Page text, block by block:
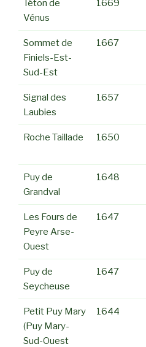
Téton de
Vénus
1669
Sommet de
Finiels-Est-
Sud-Est
1667
Signal des
Laubies
1657
Roche Taillade 1650
Puy de
Grandval
1648
Les Fours de
Peyre Arse-
Ouest
1647
Puy de
Seycheuse
1647
Petit Puy Mary
(Puy Mary-
Sud-Ouest
1644